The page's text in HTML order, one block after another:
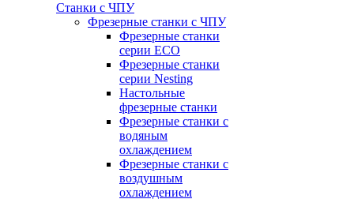
Станки с ЧПУ
Фрезерные станки с ЧПУ
Фрезерные станки
серии ECO
Фрезерные станки
серии Nesting
Настольные
фрезерные станки
Фрезерные станки с
водяным
охлаждением
Фрезерные станки с
воздушным
охлаждением